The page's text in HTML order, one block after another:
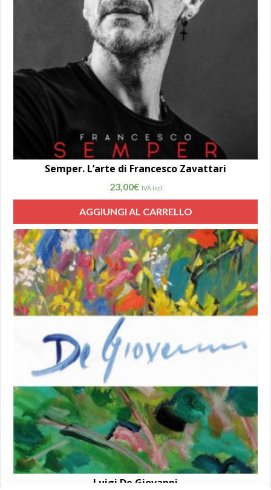
Semper. L’arte di Francesco Zavattari
23,00€ IVA incl.
AGGIUNGI AL CARRELLO
Luigi De Giovanni